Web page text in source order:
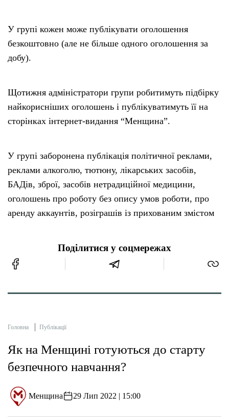
У групі кожен може публікувати оголошення
безкоштовно (але не більше одного оголошення за
добу).
Щотижня адміністратори групи робитимуть підбірку
найкорисніших оголошень і публікуватимуть її на
сторінках інтернет-видання “Менщина”.
У групі заборонена публікація політичної реклами,
реклами алкоголю, тютюну, лікарських засобів,
БАДів, зброї, засобів нетрадиційної медицини,
оголошень про роботу без опису умов роботи, про
аренду аккаунтів, розіграшів із прихованим змістом
Поділитися у соцмережах
Головна Публікації
Як на Менщині готуються до старту
безпечного навчання?
Менщина 29 Лип 2022 | 15:00